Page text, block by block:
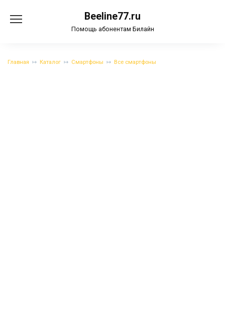
содержанию
Beeline77.ru
Помощь абонентам Билайн
Главная Каталог Смартфоны Все смартфоны